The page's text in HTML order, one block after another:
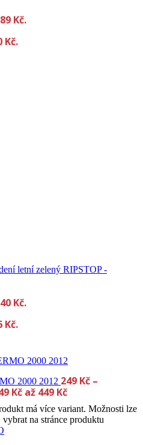
Kč.
Kč.
letní zelený RIPSTOP -
Kč.
Kč.
2000 2012 249 Kč –
Kč až 449 Kč
má více variant. Možnosti lze
vybrat na stránce produktu